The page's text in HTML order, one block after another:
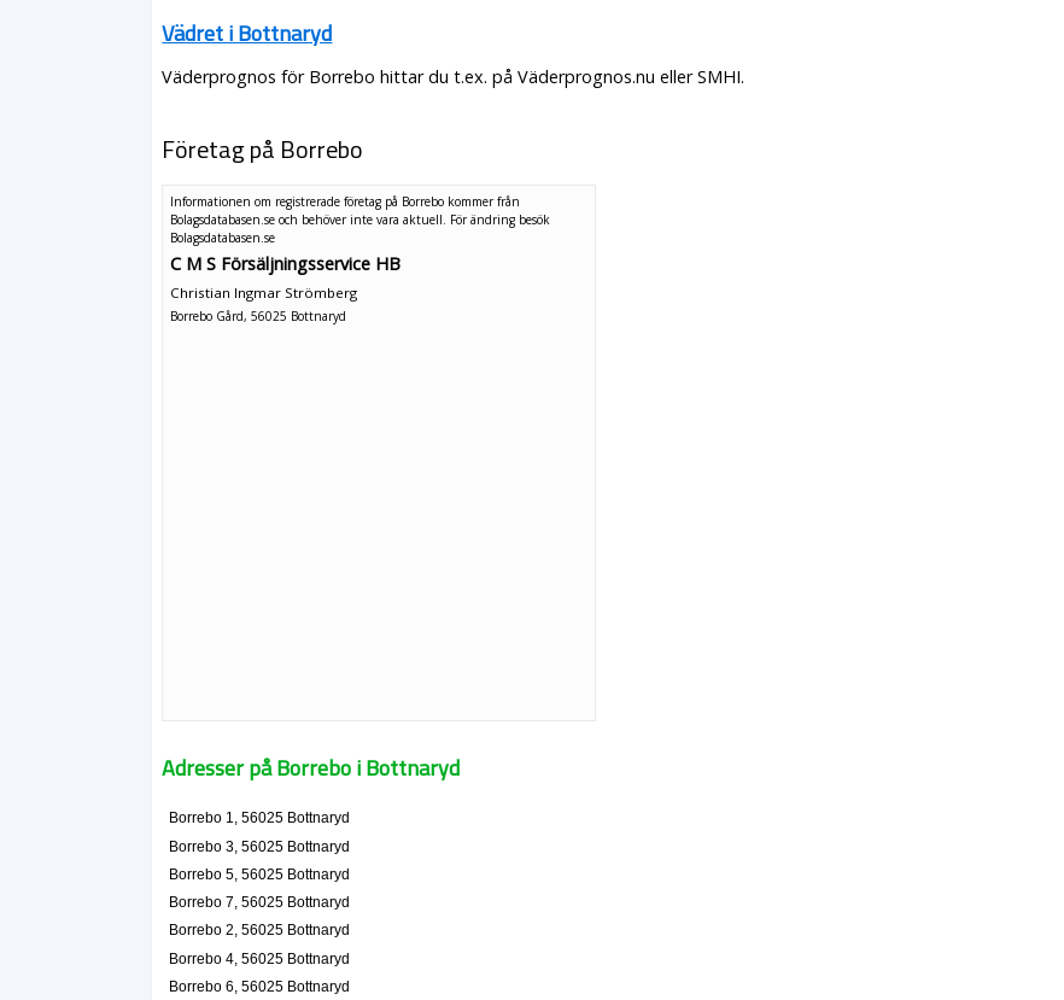
Vädret i Bottnaryd
Väderprognos för Borrebo hittar du t.ex. på Väderprognos.nu eller SMHI.
Företag på Borrebo
Informationen om registrerade företag på Borrebo kommer från
Bolagsdatabasen.se och behöver inte vara aktuell. För ändring besök
Bolagsdatabasen.se
C M S Försäljningsservice HB
Christian Ingmar Strömberg
Borrebo Gård, 56025 Bottnaryd
Adresser på Borrebo i Bottnaryd
Borrebo 1, 56025 Bottnaryd
Borrebo 3, 56025 Bottnaryd
Borrebo 5, 56025 Bottnaryd
Borrebo 7, 56025 Bottnaryd
Borrebo 2, 56025 Bottnaryd
Borrebo 4, 56025 Bottnaryd
Borrebo 6, 56025 Bottnaryd